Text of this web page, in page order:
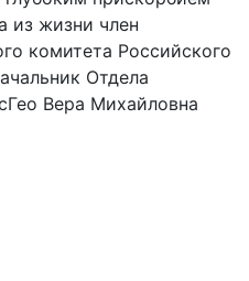
из жизни член
комитета Российского
Отдела
Вера Михайловна